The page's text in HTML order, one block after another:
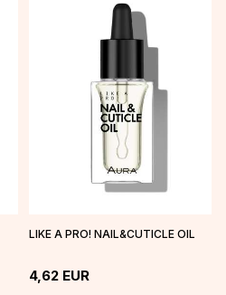
LIKE A PRO! NAIL&CUTICLE OIL
4,62 EUR